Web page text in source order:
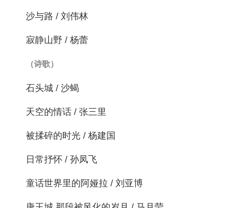
沙与路 / 刘伟林
寂静山野 / 杨蕾
（诗歌）
石头城 / 沙蝎
天空的情话 / 张三里
被揉碎的时光 / 杨建国
日常抒怀 / 孙凤飞
童话世界里的阿娅拉 / 刘亚博